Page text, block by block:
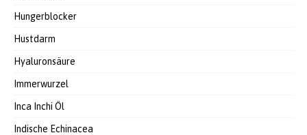
Hungerblocker
Hustdarm
Hyaluronsäure
Immerwurzel
Inca Inchi Öl
Indische Echinacea